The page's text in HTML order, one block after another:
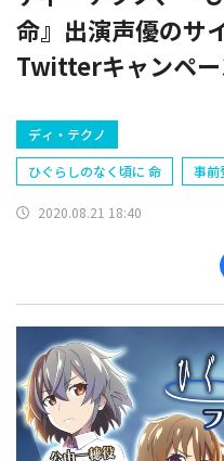
命』出演声優のサ
Twitterキャンペー
ディ・テクノ
ひぐらしのなく頃に 命
事前
2020.08.21 18:40